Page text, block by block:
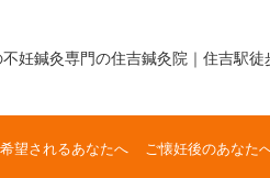
妊鍼灸専門の住吉鍼灸院｜住吉駅
望されるあなたへ ご懐妊後のあなた